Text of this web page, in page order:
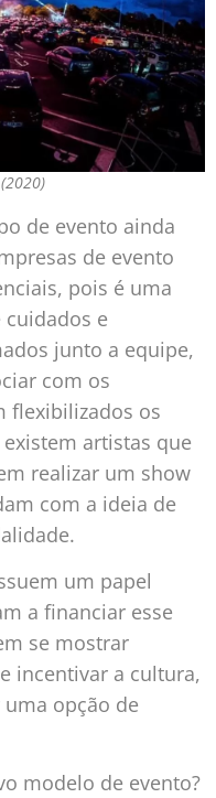
de evento ainda
de evento
pois é uma
e
junto a equipe,
com os
flexibilizados os
artistas que
realizar um show
com a ideia de
um papel
a financiar esse
se mostrar
incentivar a cultura,
opção de
modelo de evento?